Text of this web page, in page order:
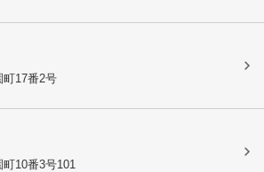
町17番2号
町10番3号101